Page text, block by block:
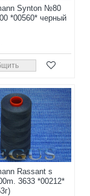
Synton №80
*00560* черный
Rassant s
3633 *00212*